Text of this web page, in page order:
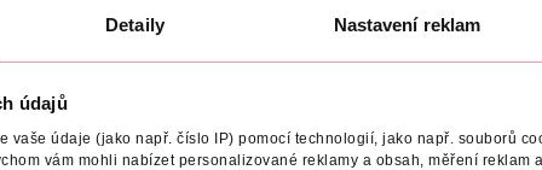
Detaily Nastavení reklam
údajů
vaše údaje (jako např. číslo IP) pomocí technologií, jako např. souborů
vám mohli nabízet personalizované reklamy a obsah, měření reklam
HMOTNOST VYROBENO V VÝROBCE/DODAVATEL